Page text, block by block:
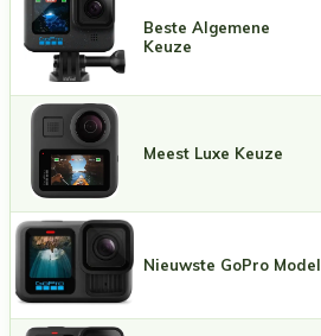
Beste Algemene
Keuze
Meest Luxe Keuze
Nieuwste GoPro Model